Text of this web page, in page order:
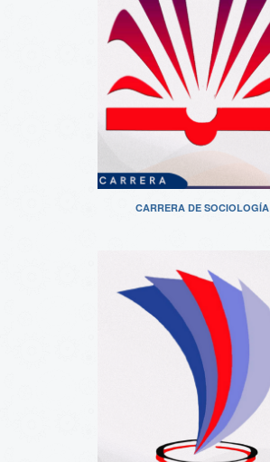
CARRERA DE SOCIOLOGÍA